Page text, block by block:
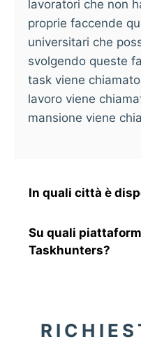
lavoratori che non
proprie faccende
universitari che
svolgendo queste
task viene chiamato
lavoro viene
mansione viene
In quali città è
Su quali
Taskhunters?